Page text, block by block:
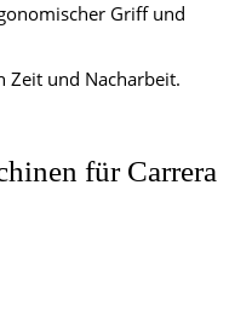
Griff und
Zeit und Nacharbeit.
für Carrera